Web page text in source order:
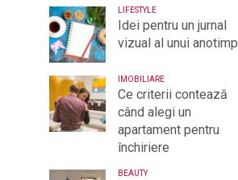
LIFESTYLE
Idei pentru un jurnal
vizual al unui anotimp
IMOBILIARE
Ce criterii contează
când alegi un
apartament pentru
închiriere
BEAUTY